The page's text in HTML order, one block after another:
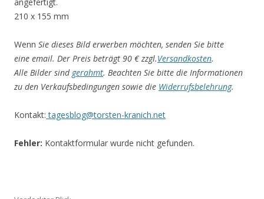
210 x 155 mm
Wenn Sie dieses Bild erwerben möchten, senden Sie bitte
eine email. Der Preis beträgt 90 € zzgl.Versandkosten.
Alle Bilder sind gerahmt. Beachten Sie bitte die Informationen
zu den Verkaufsbedingungen sowie die Widerrufsbelehrung.
Kontakt: tagesblog@torsten-kranich.net
Fehler: Kontaktformular wurde nicht gefunden.